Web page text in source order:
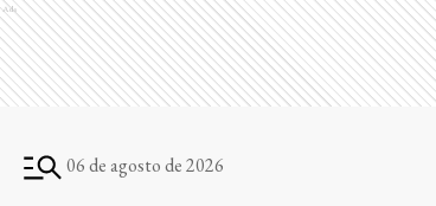
Ads
06 de agosto de 2026